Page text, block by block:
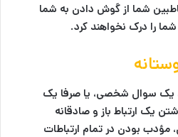
شما از گوش دادن به شما
را درک نخواهند کرد.
یک سوال شخصی، یا صرفا یک
یک ارتباط باز و صادقانه
مؤدب بودن در تمام ارتباطات